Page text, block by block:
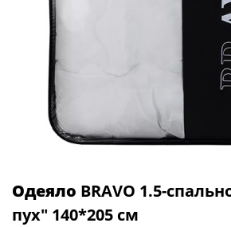
Одеяло BRAVO 1.5-
пух" 140*205 см